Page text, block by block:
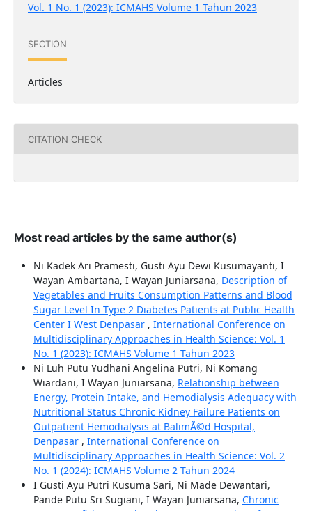
Vol. 1 No. 1 (2023): ICMAHS Volume 1 Tahun 2023
SECTION
Articles
CITATION CHECK
Most read articles by the same author(s)
Ni Kadek Ari Pramesti, Gusti Ayu Dewi Kusumayanti, I
Wayan Ambartana, I Wayan Juniarsana, Description of
Vegetables and Fruits Consumption Patterns and Blood
Sugar Level In Type 2 Diabetes Patients at Public Health
Center I West Denpasar , International Conference on
Multidisciplinary Approaches in Health Science: Vol. 1
No. 1 (2023): ICMAHS Volume 1 Tahun 2023
Ni Luh Putu Yudhani Angelina Putri, Ni Komang
Wiardani, I Wayan Juniarsana, Relationship between
Energy, Protein Intake, and Hemodialysis Adequacy with
Nutritional Status Chronic Kidney Failure Patients on
Outpatient Hemodialysis at BalimÃ©d Hospital,
Denpasar , International Conference on
Multidisciplinary Approaches in Health Science: Vol. 2
No. 1 (2024): ICMAHS Volume 2 Tahun 2024
I Gusti Ayu Putri Kusuma Sari, Ni Made Dewantari,
Pande Putu Sri Sugiani, I Wayan Juniarsana, Chronic